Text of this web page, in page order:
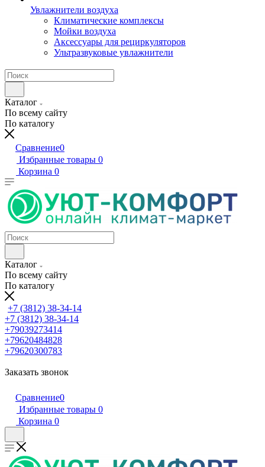
Увлажнители воздуха
Климатические комплексы
Мойки воздуха
Аксессуары для рециркуляторов
Ультразвуковые увлажнители
Каталог
По всему сайту
По каталогу
Сравнение0
Избранные товары 0
Корзина 0
Каталог
По всему сайту
По каталогу
+7 (3812) 38-34-14
+7 (3812) 38-34-14
+79039273414
+79620484828
+79620300783
Заказать звонок
Сравнение0
Избранные товары 0
Корзина 0